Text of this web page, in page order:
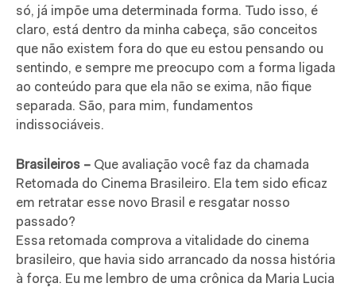
só, já impõe uma determinada forma. Tudo isso, é
claro, está dentro da minha cabeça, são conceitos
que não existem fora do que eu estou pensando ou
sentindo, e sempre me preocupo com a forma ligada
ao conteúdo para que ela não se exima, não fique
separada. São, para mim, fundamentos
indissociáveis.
Brasileiros – Que avaliação você faz da chamada
Retomada do Cinema Brasileiro. Ela tem sido eficaz
em retratar esse novo Brasil e resgatar nosso
passado?
Essa retomada comprova a vitalidade do cinema
brasileiro, que havia sido arrancado da nossa história
à força. Eu me lembro de uma crônica da Maria Lucia